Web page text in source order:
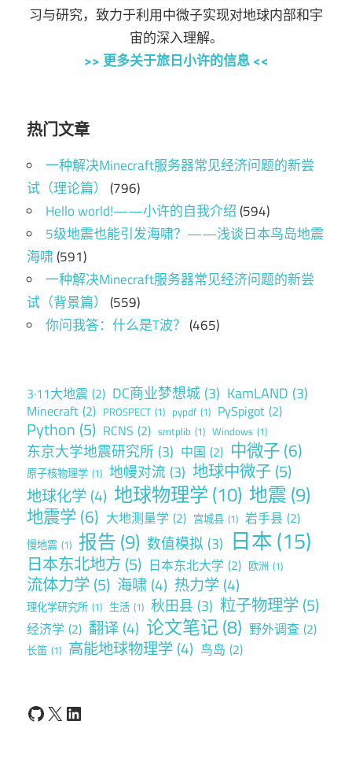
习与研究，致力于利用中微子实现对地球内部和宇
宙的深入理解。
>> 更多关于旅日小许的信息 <<
热门文章
一种解决Minecraft服务器常见经济问题的新尝
试（理论篇） (796)
Hello world!——小许的自我介绍(594)
5级地震也能引发海啸？——浅谈日本鸟岛地震
海啸(591)
一种解决Minecraft服务器常见经济问题的新尝
试（背景篇） (559)
你问我答：什么是T波？ (465)
3·11大地震 (2) DC商业梦想城 (3) KamLAND (3)
Minecraft (2) PROSPECT (1) pypdf (1) PySpigot (2)
Python (5) RCNS (2) smtplib (1) Windows (1)
东京大学地震研究所 (3) 中国 (2) 中微子(6)
原子核物理学 (1) 地幔对流 (3) 地球中微子(5)
地球化学 (4) 地球物理学(10) 地震(9)
地震学(6) 大地测量学 (2) 宫城县 (1) 岩手县 (2)
慢地震 (1) 报告(9) 数值模拟 (3) 日本(15)
日本东北地方 (5) 日本东北大学 (2) 欧洲 (1)
流体力学(5) 海啸 (4) 热力学 (4)
理化学研究所 (1) 生活 (1) 秋田县 (3) 粒子物理学(5)
经济学 (2) 翻译 (4) 论文笔记 (8) 野外调查 (2)
长笛 (1) 高能地球物理学 (4) 鸟岛 (2)
GitHub
X LinkedIn